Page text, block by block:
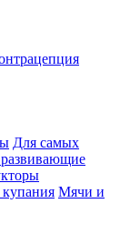
Для самых
Мячи и